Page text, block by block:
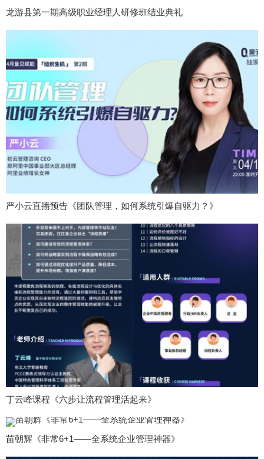
龙游县第一期高级职业经理人研修班结业典礼
严小云直播预告《团队管理，如何系统引爆自驱力？》
丁云峰课程《六步让流程管理活起来》
苗朝辉《非常6+1——全系统企业管理神器》